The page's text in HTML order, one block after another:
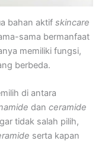
bahan aktif skincare
sama bermanfaat
memiliki fungsi,
berbeda.
di antara
dan ceramide
tidak salah pilih,
serta kapan